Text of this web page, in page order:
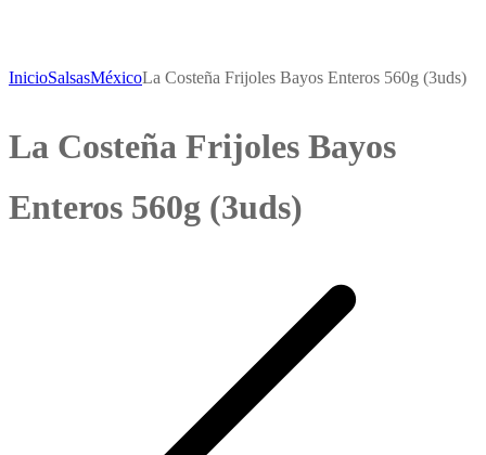
InicioSalsasMéxicoLa Costeña Frijoles Bayos Enteros 560g (3uds)
La Costeña Frijoles Bayos
Enteros 560g (3uds)